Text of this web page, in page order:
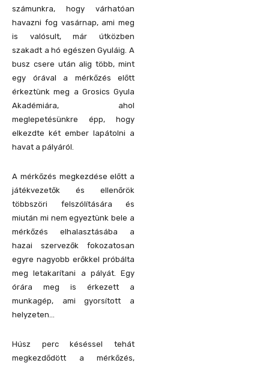
számunkra, hogy várhatóan
havazni fog vasárnap, ami meg
is valósult, már útközben
szakadt a hó egészen Gyuláig. A
busz csere után alig több, mint
egy órával a mérkőzés előtt
érkeztünk meg a Grosics Gyula
Akadémiára, ahol
meglepetésünkre épp, hogy
elkezdte két ember lapátolni a
havat a pályáról.
A mérkőzés megkezdése előtt a
játékvezetők és ellenőrök
többszöri felszólítására és
miután mi nem egyeztünk bele a
mérkőzés elhalasztásába a
hazai szervezők fokozatosan
egyre nagyobb erőkkel próbálta
meg letakarítani a pályát. Egy
órára meg is érkezett a
munkagép, ami gyorsított a
helyzeten…
Húsz perc késéssel tehát
megkezdődött a mérkőzés,